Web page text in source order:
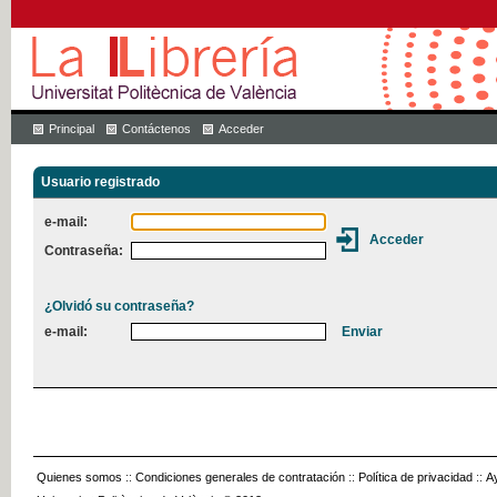
Principal Contáctenos Acceder
Usuario registrado
e-mail:
Contraseña:
¿Olvidó su contraseña?
e-mail:
Quienes somos :: Condiciones generales de contratación :: Política de privacidad ::